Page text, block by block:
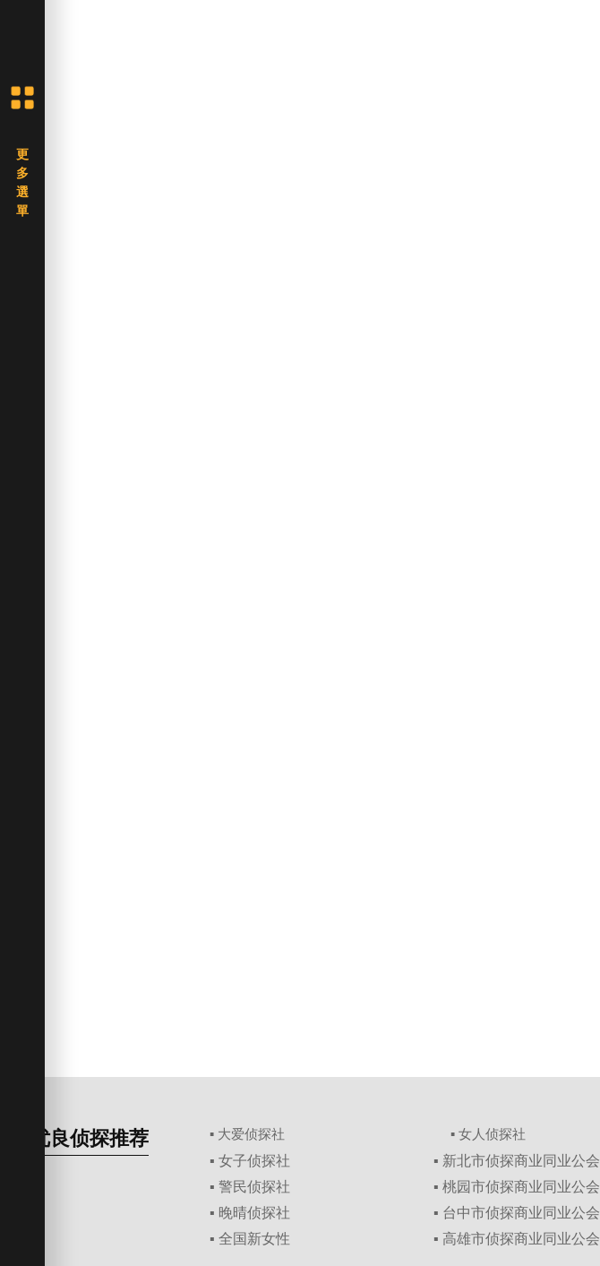
优良侦探推荐 ▪ 大爱侦探社 ▪ 女人侦探社
▪ 女子侦探社
▪ 警民侦探社
▪ 晚晴侦探社
▪ 全国新女性
▪ 新北市侦探商业同业公会
▪ 桃园市侦探商业同业公会
▪ 台中市侦探商业同业公会
▪ 高雄市侦探商业同业公会